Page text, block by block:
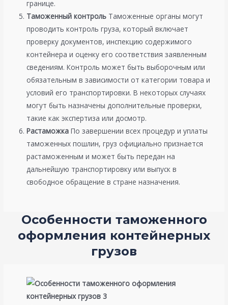
границе.
Таможенный контроль Таможенные органы могут
проводить контроль груза, который включает
проверку документов, инспекцию содержимого
контейнера и оценку его соответствия заявленным
сведениям. Контроль может быть выборочным или
обязательным в зависимости от категории товара и
условий его транспортировки. В некоторых случаях
могут быть назначены дополнительные проверки,
такие как экспертиза или досмотр.
Растаможка По завершении всех процедур и уплаты
таможенных пошлин, груз официально признается
растаможенным и может быть передан на
дальнейшую транспортировку или выпуск в
свободное обращение в стране назначения.
Особенности таможенного
оформления контейнерных
грузов